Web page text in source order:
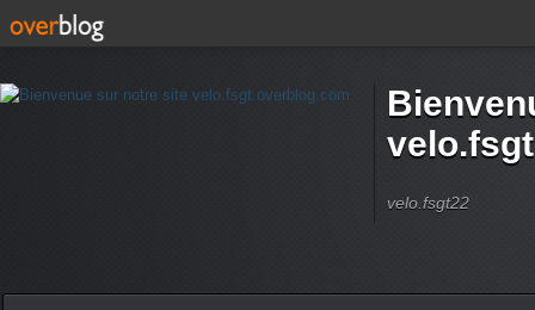
velo.fsgt22